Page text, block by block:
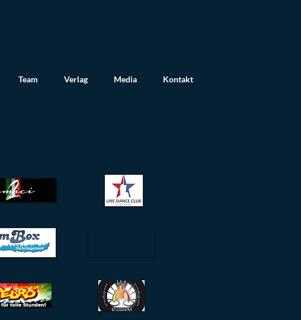
Team Verlag Media Kontakt